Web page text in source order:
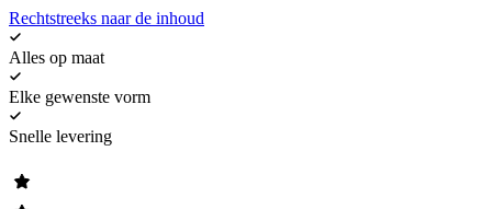
Rechtstreeks naar de inhoud
Alles op maat
Elke gewenste vorm
Snelle levering